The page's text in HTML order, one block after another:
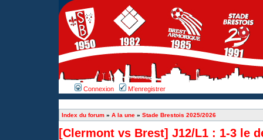
Connexion M’enregistrer
Index du forum » A la une » Stade Brestois 2025/2026
[Clermont vs Brest] J12/L1 : 1-3 le